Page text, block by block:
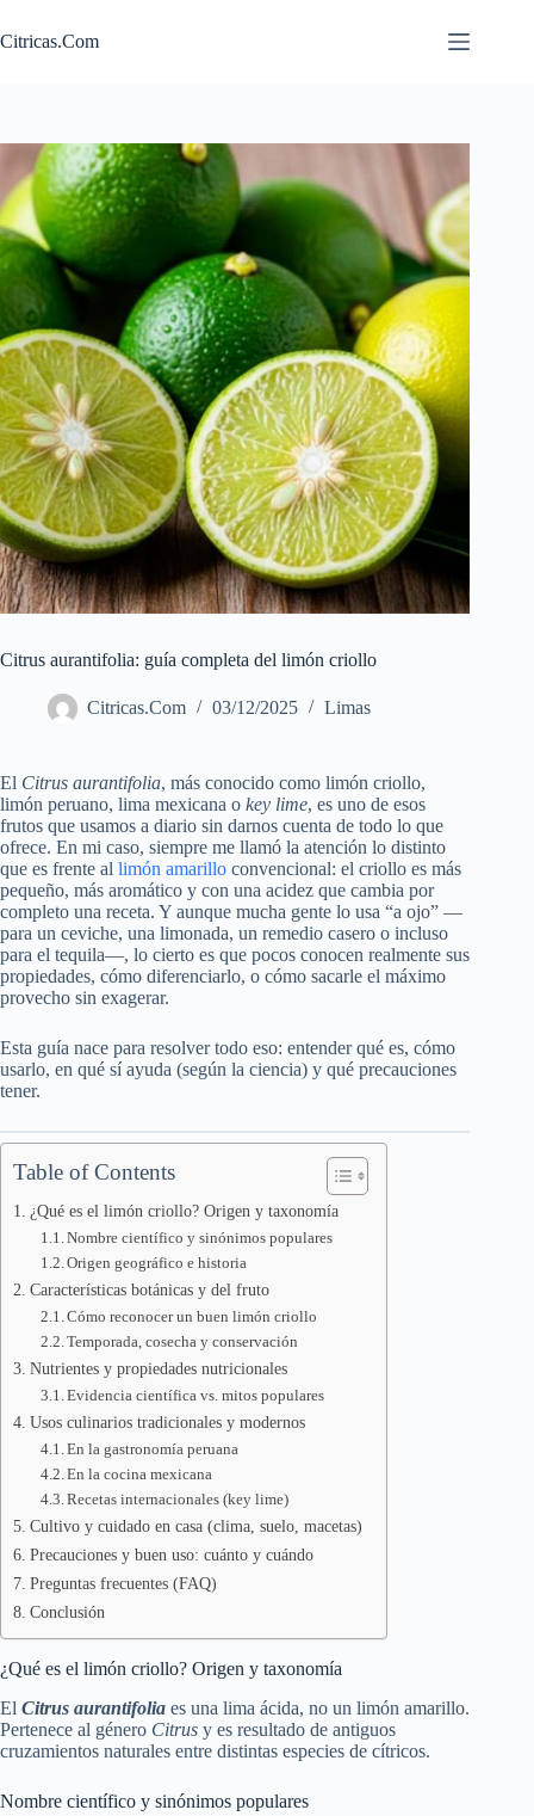
al
contenido
Citricas.Com
Citrus aurantifolia: guía completa del limón criollo
Citricas.Com 03/12/2025 Limas
El Citrus aurantifolia, más conocido como limón criollo,
limón peruano, lima mexicana o key lime, es uno de esos
frutos que usamos a diario sin darnos cuenta de todo lo que
ofrece. En mi caso, siempre me llamó la atención lo distinto
que es frente al limón amarillo convencional: el criollo es más
pequeño, más aromático y con una acidez que cambia por
completo una receta. Y aunque mucha gente lo usa “a ojo” —
para un ceviche, una limonada, un remedio casero o incluso
para el tequila—, lo cierto es que pocos conocen realmente sus
propiedades, cómo diferenciarlo, o cómo sacarle el máximo
provecho sin exagerar.
Esta guía nace para resolver todo eso: entender qué es, cómo
usarlo, en qué sí ayuda (según la ciencia) y qué precauciones
tener.
Table of Contents
¿Qué es el limón criollo? Origen y taxonomía
Nombre científico y sinónimos populares
Origen geográfico e historia
Características botánicas y del fruto
Cómo reconocer un buen limón criollo
Temporada, cosecha y conservación
Nutrientes y propiedades nutricionales
Evidencia científica vs. mitos populares
Usos culinarios tradicionales y modernos
En la gastronomía peruana
En la cocina mexicana
Recetas internacionales (key lime)
Cultivo y cuidado en casa (clima, suelo, macetas)
Precauciones y buen uso: cuánto y cuándo
Preguntas frecuentes (FAQ)
Conclusión
¿Qué es el limón criollo? Origen y taxonomía
El Citrus aurantifolia es una lima ácida, no un limón amarillo.
Pertenece al género Citrus y es resultado de antiguos
cruzamientos naturales entre distintas especies de cítricos.
Nombre científico y sinónimos populares